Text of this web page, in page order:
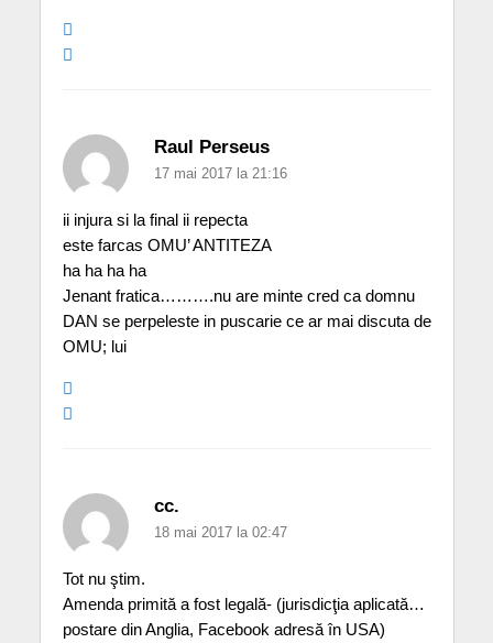
Raul Perseus
17 mai 2017 la 21:16
ii injura si la final ii repecta
este farcas OMU’ ANTITEZA
ha ha ha ha
Jenant fratica……….nu are minte cred ca domnu
DAN se perpeleste in puscarie ce ar mai discuta de
OMU; lui
cc.
18 mai 2017 la 02:47
Tot nu ştim.
Amenda primită a fost legală- (jurisdicţia aplicată…
postare din Anglia, Facebook adresă în USA)